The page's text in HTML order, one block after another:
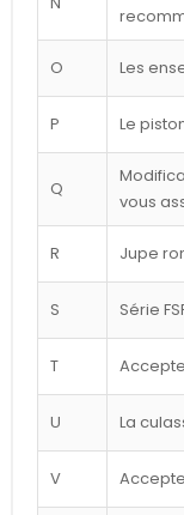
O Les
P Le
Q
vous
R Jupe
S Série
T
U La
V